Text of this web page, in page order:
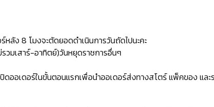
ลัง 8 โมงจะตัดยอดดำเนินการวันถัดไปนะคะ
วมเสาร์-อาทิตย์)วันหยุดราชการอื่นๆ
ออเดอร์ในขั้นตอนแรกเพื่อนำออเดอร์ส่งทางสโตร์ แพ็คของ แล